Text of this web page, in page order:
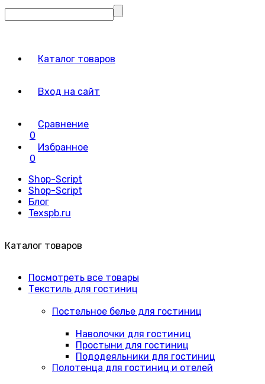
Каталог товаров
Вход на сайт
Сравнение
0
Избранное
0
Shop-Script
Shop-Script
Блог
Texspb.ru
Каталог товаров
Посмотреть все товары
Текстиль для гостиниц
Постельное белье для гостиниц
Наволочки для гостиниц
Простыни для гостиниц
Пододеяльники для гостиниц
Полотенца для гостиниц и отелей